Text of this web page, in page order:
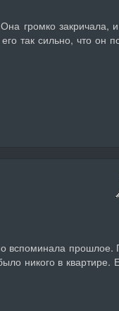
громко закричала,
так сильно, что он
вспоминала прошлое.
никого в квартире.